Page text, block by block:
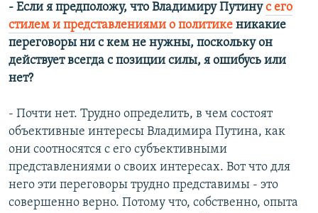
- Если я предположу, что Владимиру Путинус его
стилем и представлениями о политике никакие
переговоры ни с кем не нужны, поскольку он
действует всегда с позиции силы, я ошибусь или
нет?
- Почти нет. Трудно определить, в чем состоят
объективные интересы Владимира Путина, как
они соотносятся с его субъективными
представлениями о своих интересах. Вот что для
него эти переговоры трудно представимы - это
совершенно верно. Потому что, собственно, опыта